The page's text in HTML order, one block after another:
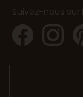
Suivez-nous